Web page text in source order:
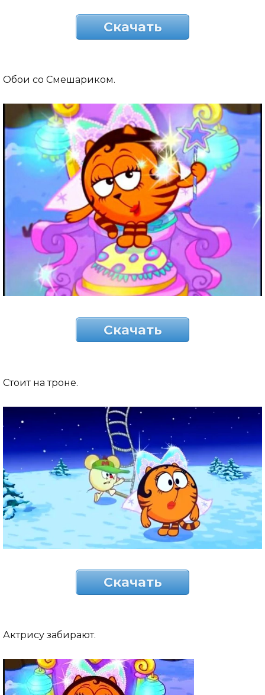
Скачать
Обои со Смешариком.
Скачать
Стоит на троне.
Скачать
Актрису забирают.